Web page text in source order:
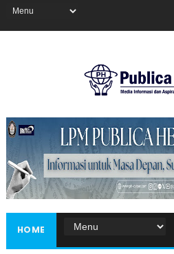
Masukkan iklan disini!
HOME